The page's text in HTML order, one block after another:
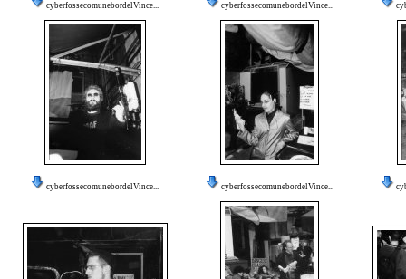
cyberfossecomunebordelVince... cyberfossecomunebordelVince...
cyberfossecomunebordelVince... cyberfossecomunebordelVince...